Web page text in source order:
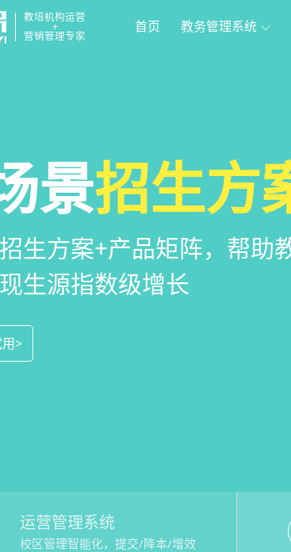
教培机构运营
+
营销管理专家
首页 教务管理系统
运营管理
数字化全场景运营管理
校经营管理难题
>
景招生方
生方案+产品矩阵，帮助
生源指数级增长
>
机构小程
链接机构、学员、家长
零距离，体验更满意
>
运营管理系统
校区管理智能化，提交/降本/增效